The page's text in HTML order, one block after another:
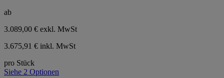
ab
3.089,00 € exkl. MwSt
3.675,91 € inkl. MwSt
pro Stück
Siehe 2 Optionen